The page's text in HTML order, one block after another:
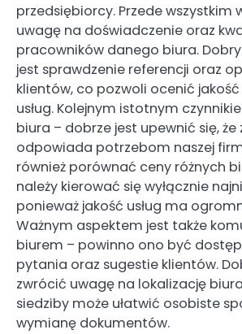
przedsiębiorcy. Przede wszystkim
uwagę na doświadczenie oraz
pracowników danego biura.
jest sprawdzenie referencji oraz
klientów, co pozwoli ocenić
usług. Kolejnym istotnym
biura – dobrze jest upewnić się, że
odpowiada potrzebom naszej
również porównać ceny różnych
należy kierować się wyłącznie
ponieważ jakość usług ma
Ważnym aspektem jest także
biurem – powinno ono być
pytania oraz sugestie klientów.
zwrócić uwagę na lokalizację
siedziby może ułatwić osobiste
wymianę dokumentów.